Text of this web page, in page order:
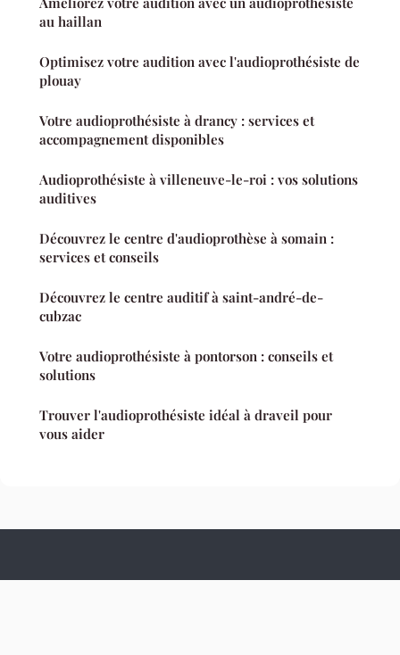
au haillan
Optimisez votre audition avec l'audioprothésiste de
plouay
Votre audioprothésiste à drancy : services et
accompagnement disponibles
Audioprothésiste à villeneuve-le-roi : vos solutions
auditives
Découvrez le centre d'audioprothèse à somain :
services et conseils
Découvrez le centre auditif à saint-andré-de-
cubzac
Votre audioprothésiste à pontorson : conseils et
solutions
Trouver l'audioprothésiste idéal à draveil pour
vous aider
Culture Hopital